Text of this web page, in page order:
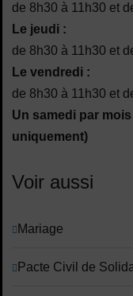
de 8h30 à 11h30 et
Le jeudi :
de 8h30 à 11h30 et
Le vendredi :
de 8h30 à 11h30 et
Un samedi par
uniquement)
Voir aussi
Mariage
Pacte Civil de